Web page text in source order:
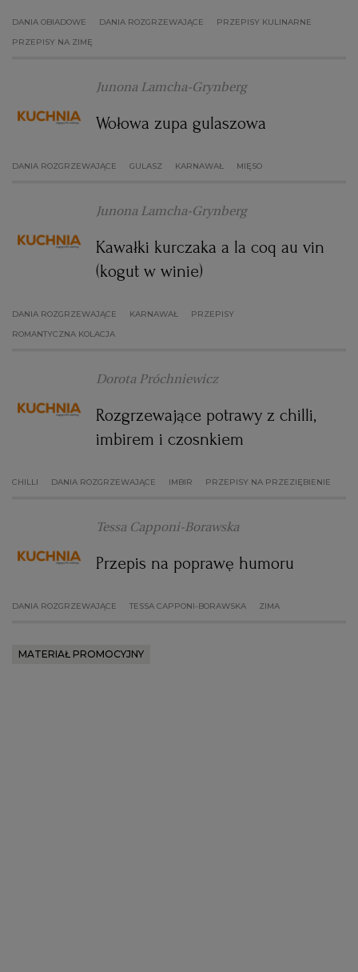
WROCŁAW
ZIELONA GÓRA
DANIA OBIADOWE DANIA ROZGRZEWAJĄCE
PRZEPISY KULINARNE
PRZEPISY NA ZIMĘ
Junona Lamcha-Grynberg
Wołowa zupa gulaszowa
DANIA ROZGRZEWAJĄCE GULASZ KARNAWAŁ MIĘSO
Junona Lamcha-Grynberg
Kawałki kurczaka a la coq au vin
(kogut w winie)
DANIA ROZGRZEWAJĄCE KARNAWAŁ
PRZEPISY
ROMANTYCZNA KOLACJA
Dorota Próchniewicz
Rozgrzewające potrawy z chilli,
imbirem i czosnkiem
CHILLI DANIA ROZGRZEWAJĄCE IMBIR PRZEPISY NA PRZEZIĘBIENIE
Tessa Capponi-Borawska
Przepis na poprawę humoru
DANIA ROZGRZEWAJĄCE TESSA CAPPONI-BORAWSKA ZIMA
MATERIAŁ PROMOCYJNY